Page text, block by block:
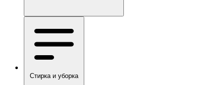
Стирка и уборка